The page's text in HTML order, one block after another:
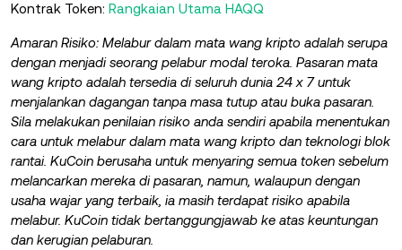
Kontrak Token: Rangkaian Utama HAQQ
Amaran Risiko: Melabur dalam mata wang kripto adalah serupa
dengan menjadi seorang pelabur modal teroka. Pasaran mata
wang kripto adalah tersedia di seluruh dunia 24 x 7 untuk
menjalankan dagangan tanpa masa tutup atau buka pasaran.
Sila melakukan penilaian risiko anda sendiri apabila menentukan
cara untuk melabur dalam mata wang kripto dan teknologi blok
rantai. KuCoin berusaha untuk menyaring semua token sebelum
melancarkan mereka di pasaran, namun, walaupun dengan
usaha wajar yang terbaik, ia masih terdapat risiko apabila
melabur. KuCoin tidak bertanggungjawab ke atas keuntungan
dan kerugian pelaburan.